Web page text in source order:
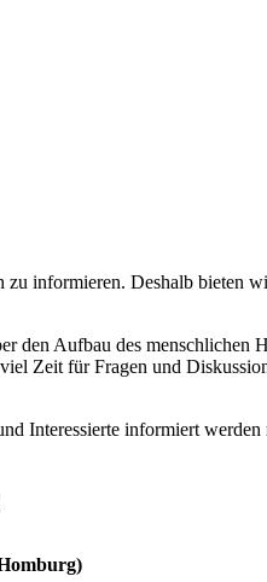
informieren. Deshalb
den Aufbau des
Zeit für Fragen und
Interessierte informiert